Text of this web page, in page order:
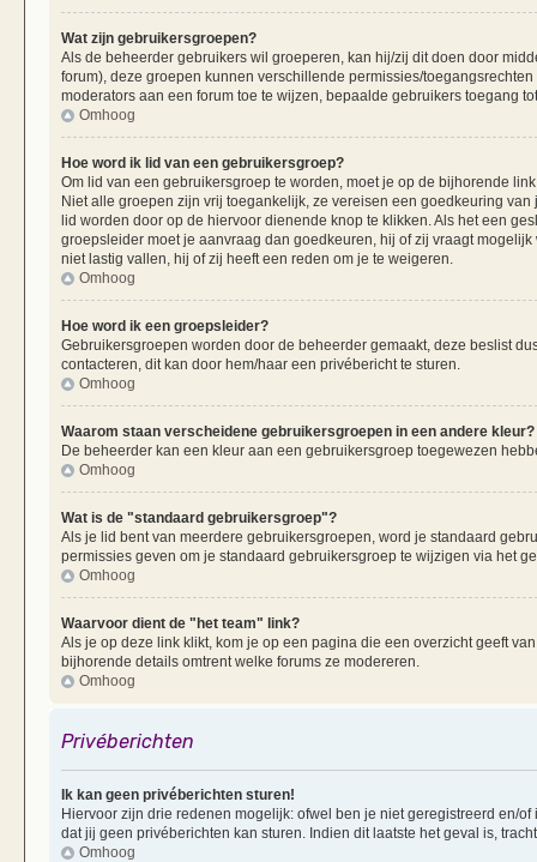
Wat zijn gebruikersgroepen?
Als de beheerder gebruikers wil groeperen, kan hij/zij dit doen door
forum), deze groepen kunnen verschillende permissies/
moderators aan een forum toe te wijzen, bepaalde gebruikers toegang
Omhoog
Hoe word ik lid van een gebruikersgroep?
Om lid van een gebruikersgroep te worden, moet je op de bijhorende
Niet alle groepen zijn vrij toegankelijk, ze vereisen een goedkeuring
lid worden door op de hiervoor dienende knop te klikken. Als het een
groepsleider moet je aanvraag dan goedkeuren, hij of zij vraagt
niet lastig vallen, hij of zij heeft een reden om je te weigeren.
Omhoog
Hoe word ik een groepsleider?
Gebruikersgroepen worden door de beheerder gemaakt, deze beslist
contacteren, dit kan door hem/haar een privébericht te sturen.
Omhoog
Waarom staan verscheidene gebruikersgroepen in een andere kleur?
De beheerder kan een kleur aan een gebruikersgroep toegewezen
Omhoog
Wat is de "standaard gebruikersgroep"?
Als je lid bent van meerdere gebruikersgroepen, word je standaard
permissies geven om je standaard gebruikersgroep te wijzigen via het
Omhoog
Waarvoor dient de "het team" link?
Als je op deze link klikt, kom je op een pagina die een overzicht geeft
bijhorende details omtrent welke forums ze modereren.
Omhoog
Privéberichten
Ik kan geen privéberichten sturen!
Hiervoor zijn drie redenen mogelijk: ofwel ben je niet geregistreerd en/
dat jij geen privéberichten kan sturen. Indien dit laatste het geval is,
Omhoog